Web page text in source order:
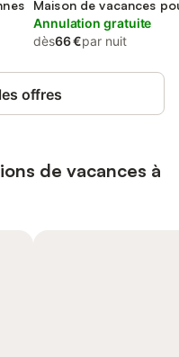
Maison de vacances
Annulation gratuite
dès66 €par nuit
offres
de vacances à